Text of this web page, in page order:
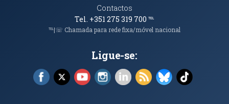
Contactos
Tel. +351 275 319 700℡
℡|☏ Chamada para rede fixa/móvel nacional
Ligue-se:
Facebook (abre em nova janela)
X (abre em nova janela)
YouTube (abre em nova janela)
Instagram (abre em nova janela)
LinkedIn (abre em nova
RSS (abre em nova
Bluesky (abre
TikTok